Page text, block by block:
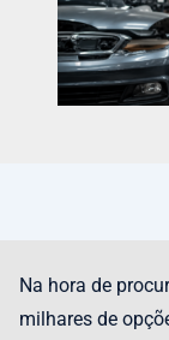
Na hora de
milhares de